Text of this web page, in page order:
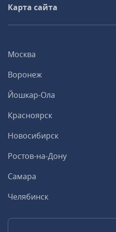
Москва
Воронеж
Йошкар-Ола
Красноярск
Новосибирск
Ростов-на-Дону
Самара
Челябинск
Карта сайта